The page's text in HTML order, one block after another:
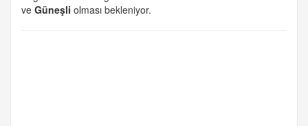
ve Güneşli olması bekleniyor.